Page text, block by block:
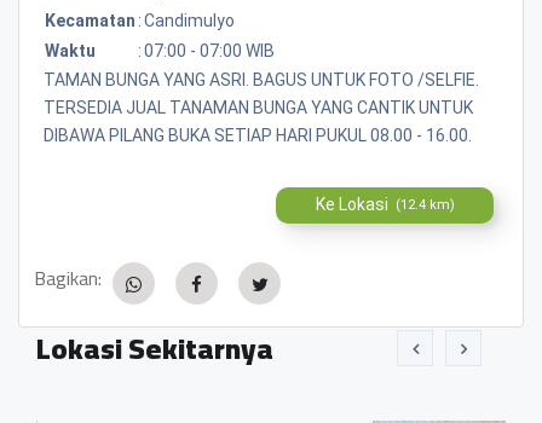
Kecamatan :Candimulyo
Waktu
:07:00 - 07:00 WIB
TAMAN BUNGA YANG ASRI. BAGUS UNTUK FOTO /SELFIE.
TERSEDIA JUAL TANAMAN BUNGA YANG CANTIK UNTUK
DIBAWA PILANG BUKA SETIAP HARI PUKUL 08.00 - 16.00.
Ke Lokasi (12.4 km)
Bagikan:
Lokasi Sekitarnya